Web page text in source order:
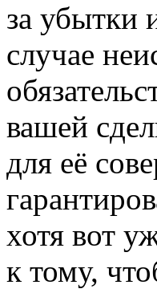
за убытки
случае
вашей
для её
хотя вот
к тому,